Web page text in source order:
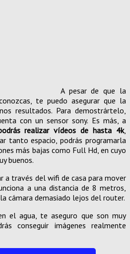
A pesar de que la
te puedo asegurar que la
resultados. Para demostrártelo,
con un sensor sony. Es más, a
realizar vídeos de hasta 4k,
tanto espacio, podrás programarla
más bajas como Full Hd, en cuyo
buenos.
a través del wifi de casa para mover
a una distancia de 8 metros,
cámara demasiado lejos del router.
el agua, te aseguro que son muy
conseguir imágenes realmente